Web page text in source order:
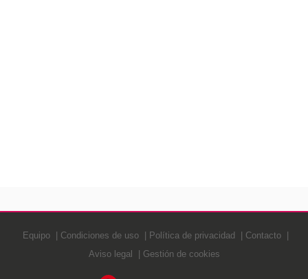
Equipo Condiciones de uso Política de privacidad
Contacto
Aviso legal
Gestión de cookies